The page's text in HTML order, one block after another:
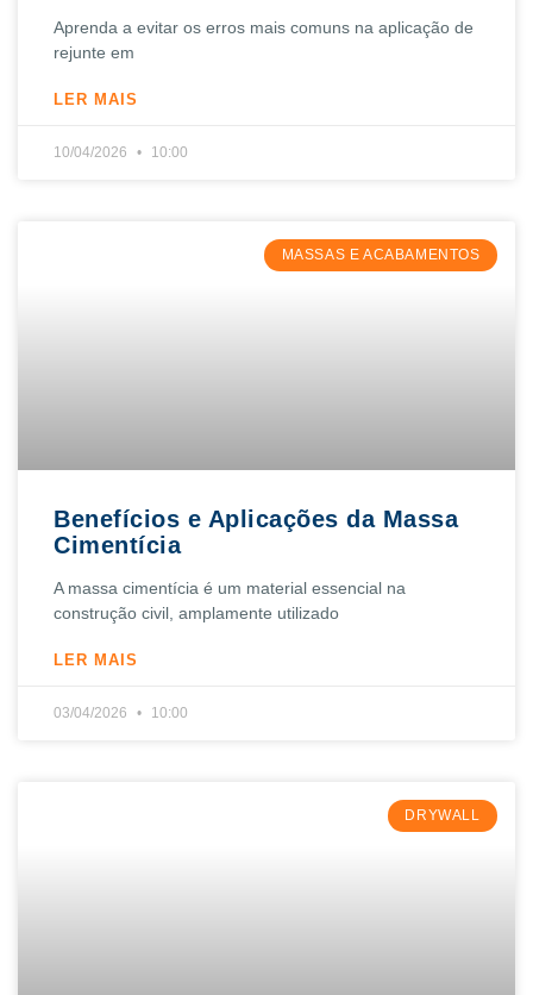
Aprenda a evitar os erros mais comuns na aplicação de
rejunte em
LER MAIS
10/04/2026 10:00
MASSAS E ACABAMENTOS
Benefícios e Aplicações da Massa
Cimentícia
A massa cimentícia é um material essencial na
construção civil, amplamente utilizado
LER MAIS
03/04/2026 10:00
DRYWALL